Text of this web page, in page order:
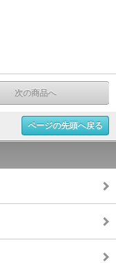
次の商品へ
ページの先頭へ戻る